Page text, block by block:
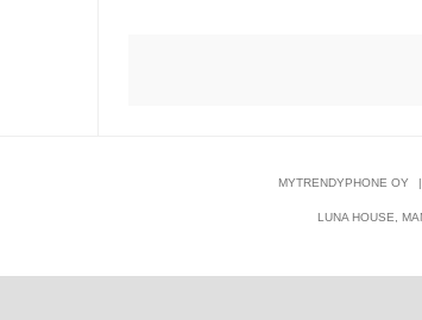
MYTRENDYPHONE OY |
LUNA HOUSE,